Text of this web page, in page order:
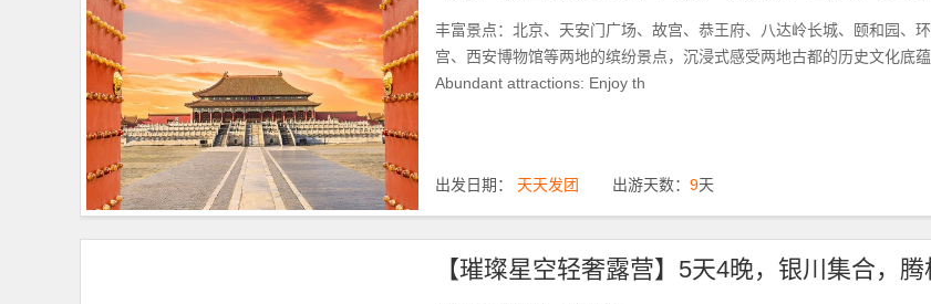
出发日期： 天天发团 出游天数： 9天
丰富景点：北京、天安门广场、故宫、恭王府、八达岭长城、颐和园、
宫、西安博物馆等两地的缤纷景点，沉浸式感受两地古都的历史文化底蕴
Abundant attractions: Enjoy th